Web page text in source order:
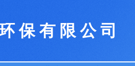
保有限公司